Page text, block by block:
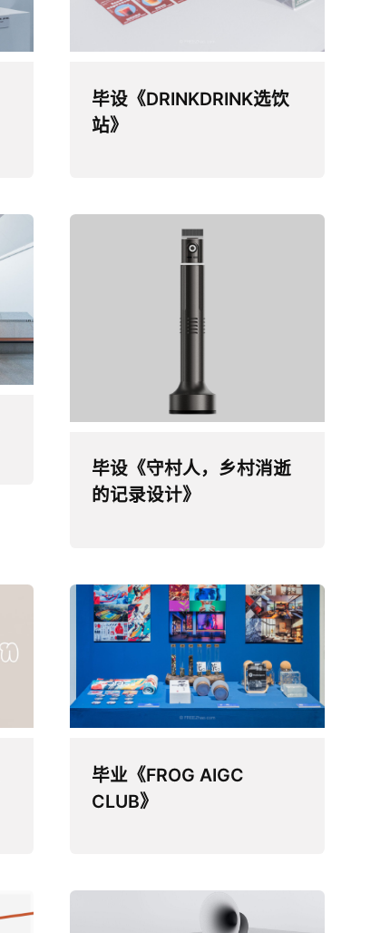
毕设《DRINKDRINK选饮
站》
毕设《守村人，乡村消逝
的记录设计》
毕业《FROG AIGC
CLUB》